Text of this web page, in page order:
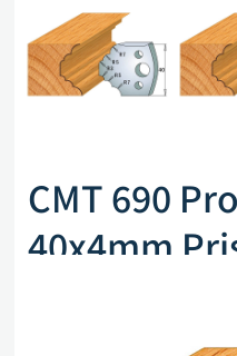
CMT 690
40x4mm